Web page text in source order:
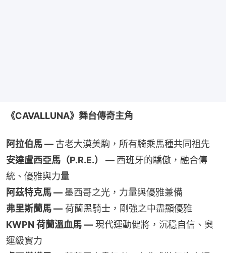
《CAVALLUNA》舞台傳奇主角
阿拉伯馬 — 古老大漠美駒，所有騎乘馬種共同祖先
安達盧西亞馬（P.R.E.） — 西班牙的驕傲，融合傳
統、優雅與力量
阿茲特克馬 — 墨西哥之光，力量與優雅兼備
弗里斯蘭馬 — 荷蘭黑騎士，剛強之中盡顯優雅
KWPN 荷蘭溫血馬 — 現代運動健將，沉穩自信、奧
運級實力